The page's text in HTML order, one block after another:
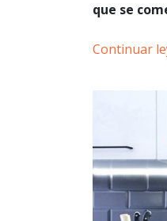
que se
Continuar